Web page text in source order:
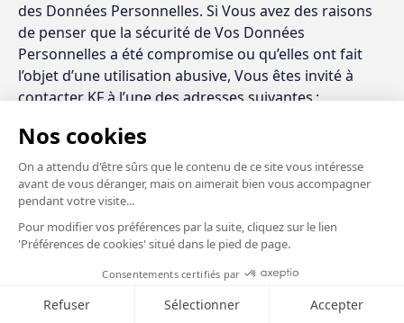
des Données Personnelles. Si Vous avez des raisons
de penser que la sécurité de Vos Données
Personnelles a été compromise ou qu’elles ont fait
l’objet d’une utilisation abusive, Vous êtes invité à
contacter KF à l’une des adresses suivantes :
compliance@reussitschool.be
KF instruira les réclamations concernant l’utilisation
et la divulgation de Données Personnelles et tentera
de les résoudre conformément aux principes figurant
dans la présente Politique.
L’accès non autorisé à des Données Personnelles ou
leur mauvaise utilisation peut constituer une